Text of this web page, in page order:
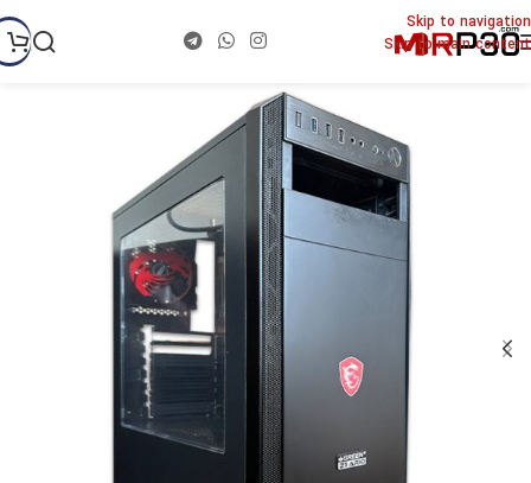
Skip to navigation
Skip to main content